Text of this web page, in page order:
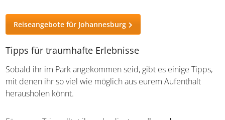
nächstliegende Gate des Krüger Nationalparks von hier
aus ist das Numbigate. Ihr könnt von Johannesburg auch
ca. 4,5 Stunden unterwegs.
Reiseangebote für Johannesburg